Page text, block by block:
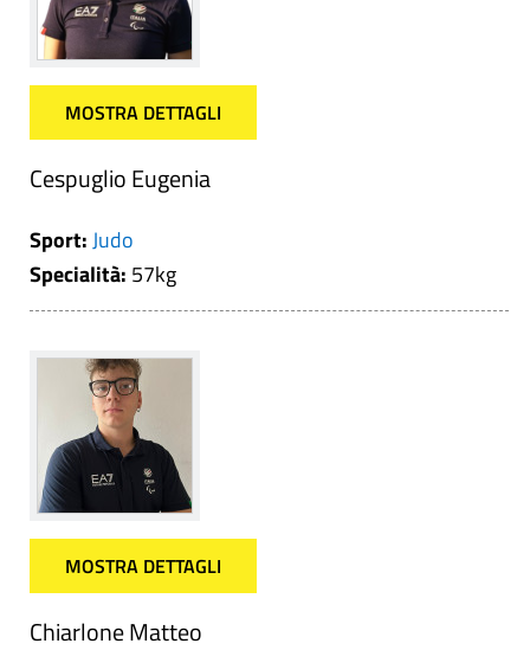
MOSTRA DETTAGLI
Cespuglio Eugenia
Sport:Judo
Specialità: 57kg
MOSTRA DETTAGLI
Chiarlone Matteo